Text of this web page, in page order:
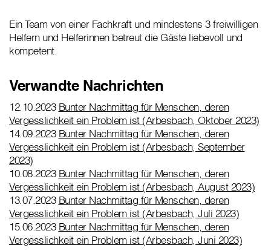
Ein Team von einer Fachkraft und mindestens 3 freiwilligen
Helfern und Helferinnen betreut die Gäste liebevoll und
kompetent.
Verwandte Nachrichten
12.10.2023 Bunter Nachmittag für Menschen, deren
Vergesslichkeit ein Problem ist (Arbesbach, Oktober 2023)
14.09.2023 Bunter Nachmittag für Menschen, deren
Vergesslichkeit ein Problem ist (Arbesbach, September
2023)
10.08.2023 Bunter Nachmittag für Menschen, deren
Vergesslichkeit ein Problem ist (Arbesbach, August 2023)
13.07.2023 Bunter Nachmittag für Menschen, deren
Vergesslichkeit ein Problem ist (Arbesbach, Juli 2023)
15.06.2023 Bunter Nachmittag für Menschen, deren
Vergesslichkeit ein Problem ist (Arbesbach, Juni 2023)